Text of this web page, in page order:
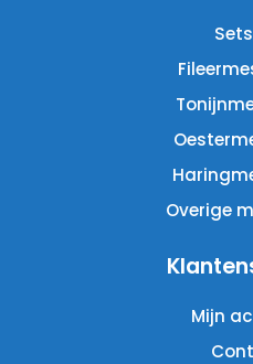
Sets
Overige
Mijn